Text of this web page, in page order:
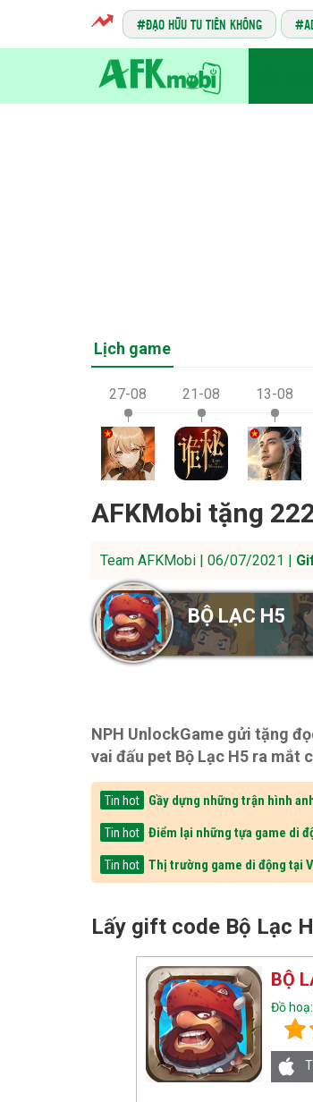
ĐẠO HỮU TU TIÊN KHÔNG
Lịch game
27-08 21-08 13-08
AFKMobi tặng
Team AFKMobi | 06/07/2021 |
BỘ LẠC H5
NPH UnlockGame gửi tặng
vai đấu pet Bộ Lạc H5 ra mắt
Tin hot Gầy dựng những trận hình
Tin hot Điểm lại những tựa game di
Tin hot Thị trường game di động tại
Lấy gift code Bộ Lạc
BỘ
Đồ